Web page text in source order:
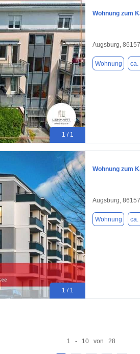
1 / 1
Wohnung zum
Augsburg, 86157
Wohnung ca.
1 / 1
Wohnung zum
Augsburg, 86157
Wohnung ca.
1 - 10 von 28